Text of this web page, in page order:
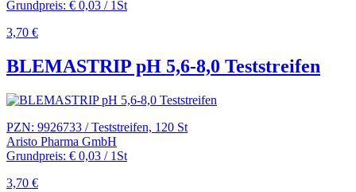
Grundpreis: € 0,03 / 1St
3,70 €
BLEMASTRIP pH 5,6-8,0 Teststreifen
PZN: 9926733 / Teststreifen, 120 St
Aristo Pharma GmbH
Grundpreis: € 0,03 / 1St
3,70 €